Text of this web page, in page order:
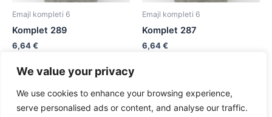
We value your privacy
We use cookies to enhance your browsing experience,
serve personalised ads or content, and analyse our traffic.
Emajl kompleti 6
Komplet 289
6,64€
Dodaj u košaricu
Emajl kompleti 6
Komplet 287
6,64€